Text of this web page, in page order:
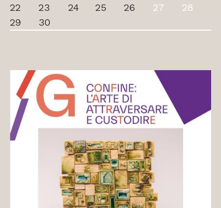
22
23 24 25 26 27
28
29
30